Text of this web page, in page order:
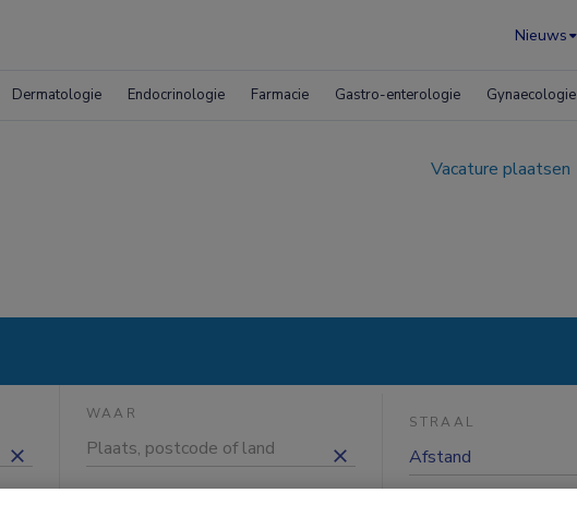
Nieuws
Dermatologie Endocrinologie Farmacie Gastro-enterologie Gynaecologie
Vacature plaatsen
WAAR STRAAL